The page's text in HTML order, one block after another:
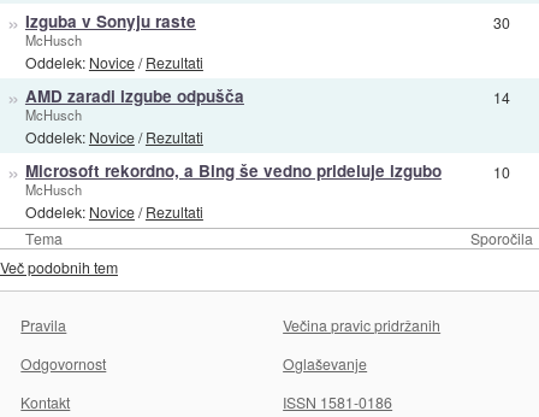
Tema Sporočila
» Izguba v Sonyju raste
McHusch
Oddelek: Novice/Rezultati
30
» AMD zaradi izgube odpušča
McHusch
Oddelek: Novice/Rezultati
14
» Microsoft rekordno, a Bing še vedno prideluje izgubo
McHusch
Oddelek: Novice/Rezultati
10
Več podobnih tem
Pravila
Večina pravic pridržanih
Odgovornost
Oglaševanje
Kontakt
ISSN 1581-0186